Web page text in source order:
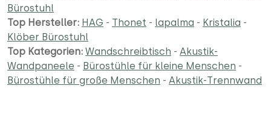
Bürostuhl
Top Hersteller: HAG - Thonet - lapalma - Kristalia -
Klöber Bürostuhl
Top Kategorien: Wandschreibtisch - Akustik-
Wandpaneele - Bürostühle für kleine Menschen -
Bürostühle für große Menschen - Akustik-Trennwand